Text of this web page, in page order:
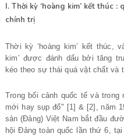
I. Thời kỳ ‘hoàng kim’ kết thúc
chính trị
Thời kỳ ‘hoàng kim’ kết thúc,
kim’ được đánh dấu bởi tăng
kéo theo sự thái quá vật chất và
Trong bối cảnh quốc tế và
mới hay sụp đổ" [1] & [2], năm
sản (Đảng) Việt Nam bắt đầu
hội Đảng toàn quốc lần thứ 6,